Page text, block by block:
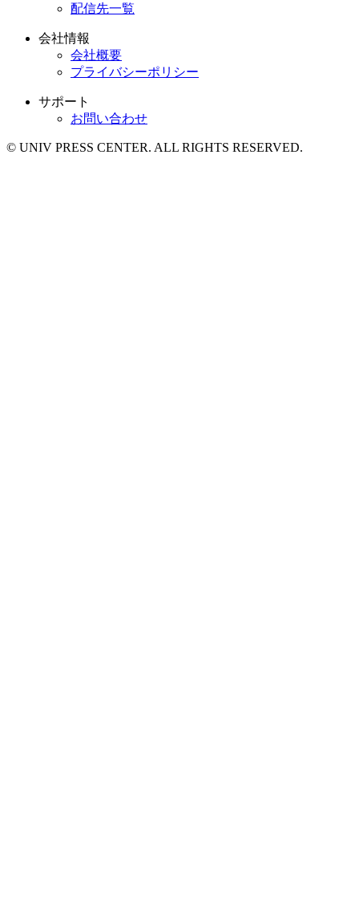
配信先一覧
会社情報
会社概要
プライバシーポリシー
サポート
お問い合わせ
© UNIV PRESS CENTER. ALL RIGHTS RESERVED.